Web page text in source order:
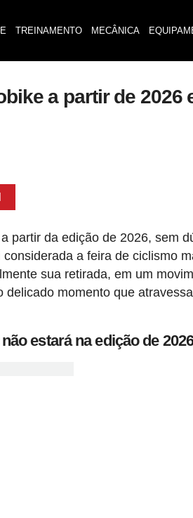
TREINAMENTO MECÂNICA
a partir de 2026
partir da edição de 2026, sem
a feira de ciclismo
sua retirada, em um
momento que
estará na edição de